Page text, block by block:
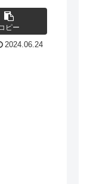
ピー
2024.06.24